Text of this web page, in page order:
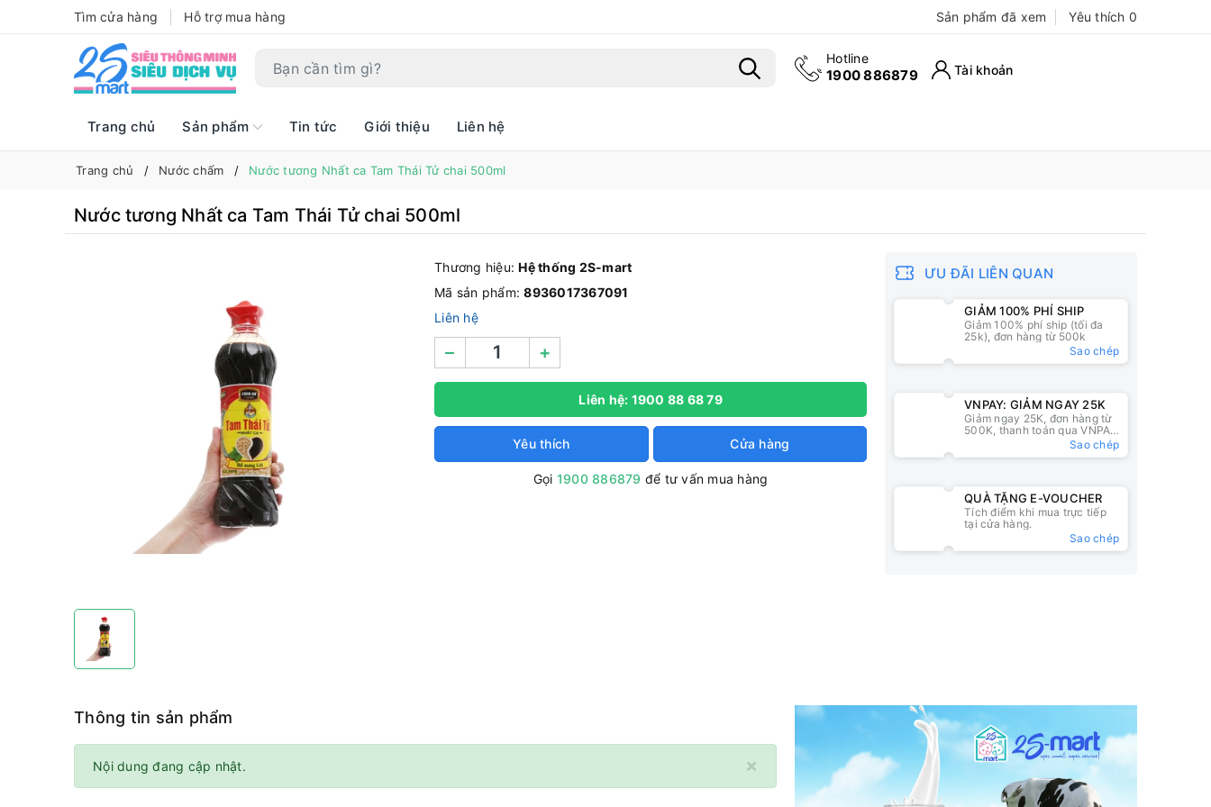
Tìm cửa hàng Hỗ trợ mua hàng Sản phẩm đã xem
Bạn chưa xem sản phẩm nào
Yêu thích 0
Hotline
1900 886879 Tài khoản
Trang chủ Sản phẩm Tin tức Giới thiệu Liên hệ
Trang chủ Nước chấm Nước tương Nhất ca Tam Thái Tử chai 500ml
Nước tương Nhất ca Tam Thái Tử chai 500ml
Thương hiệu:Hệ thống 2S-mart
Mã sản phẩm:8936017367091
Liên hệ
– +
Liên hệ: 1900 88 68 79
Yêu thích Cửa hàng
Gọi 1900 886879 để tư vấn mua hàng
ƯU ĐÃI LIÊN QUAN
GIẢM 100% PHÍ SHIP
Giảm 100% phí ship (tối đa
25k), đơn hàng từ 500k
Sao chép
VNPAY: GIẢM NGAY 25K
Giảm ngay 25K, đơn hàng từ
500K, thanh toán qua VNPAY
Sao chép
QUÀ TẶNG E-VOUCHER
Tích điểm khi mua trực tiếp
tại cửa hàng.
Sao chép
Thông tin sản phẩm
×
Nội dung đang cập nhật.